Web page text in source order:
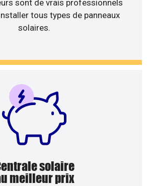
sont de vrais professionnels
tous types de panneaux
solaires.
solaire
meilleur prix